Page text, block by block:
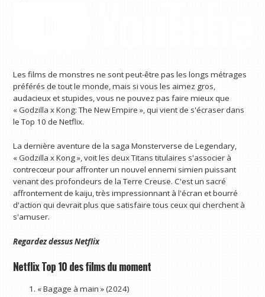
Les films de monstres ne sont peut-être pas les longs métrages
préférés de tout le monde, mais si vous les aimez gros,
audacieux et stupides, vous ne pouvez pas faire mieux que
« Godzilla x Kong: The New Empire », qui vient de s'écraser dans
le Top 10 de Netflix.
La dernière aventure de la saga Monsterverse de Legendary,
« Godzilla x Kong », voit les deux Titans titulaires s'associer à
contrecœur pour affronter un nouvel ennemi simien puissant
venant des profondeurs de la Terre Creuse. C'est un sacré
affrontement de kaiju, très impressionnant à l'écran et bourré
d'action qui devrait plus que satisfaire tous ceux qui cherchent à
s'amuser.
Regardez dessusNetflix
Netflix Top 10 des films du moment
« Bagage à main » (2024)